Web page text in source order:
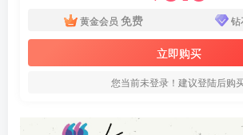
黄金会员 免费 钻
立即购买
您当前未登录！建议登陆后购